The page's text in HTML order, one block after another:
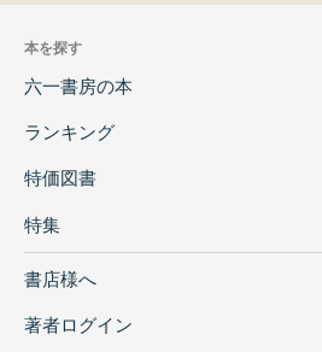
本を探す
六一書房の本
ランキング
特価図書
特集
書店様へ
著者ログイン